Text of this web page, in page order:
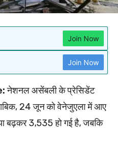
Join Now
Join Now
नेशनल असेंबली के प्रेसिडेंट
24 जून को वेनेजुएला में आए
बढ़कर 3,535 हो गई है, जबकि